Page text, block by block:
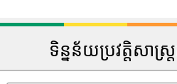
ទិន្នន័យប្រវត្តិសា